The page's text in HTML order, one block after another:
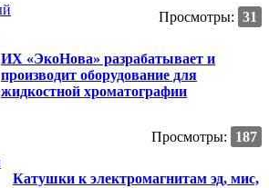
Просмотры: 31
ИХ «ЭкоНова» разрабатывает и
производит оборудование для
жидкостной хроматографии
Просмотры: 187
Катушки к электромагнитам эд, мис,